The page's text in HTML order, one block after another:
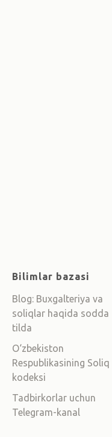
Bilimlar bazasi
Blog: Buxgalteriya va
soliqlar haqida sodda
tilda
O‘zbekiston
Respublikasining Soliq
kodeksi
Tadbirkorlar uchun
Telegram-kanal